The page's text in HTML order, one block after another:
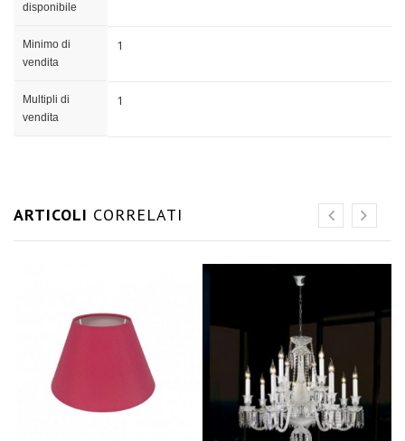
disponibile
Minimo di
vendita
1
Multipli di
vendita
1
ARTICOLI CORRELATI